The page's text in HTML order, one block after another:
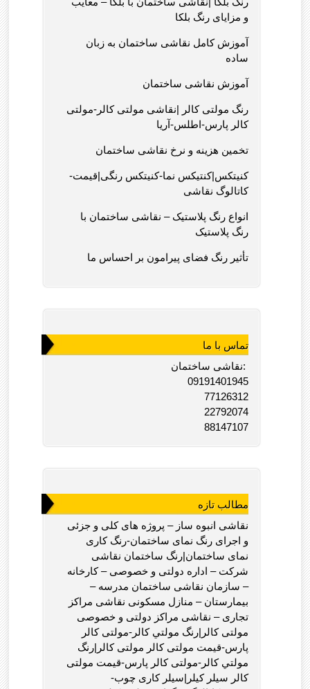
و مزایای رنگ بلکا
آموزش کامل نقاشی ساختمان به زبان
ساده
آموزش نقاشی ساختمان
رنگ مولتی کالر |نقاشی مولتی کالر-مولتی
کالر پارس-اطلس-آریا
تخمین هزینه و نرخ نقاشی ساختمان
کنیتکس|کنتیکس نما-کنیتکس رنگی|قیمت-
کاتالوگ نقاشی
انواع رنگ پلاستیک – نقاشی ساختمان با
رنگ پلاستیک
تأثیر رنگ فضای پیرامون بر احساس ما
تماس با ما
نقاشی ساختمان:
09191401945
77126312
22792074
88147107
مطالب تازه
نقاشی انبوه ساز – پروژه های کلی و جزئی
و اجرای رنگ نمای ساختمان-رنگ کاری
نمای ساختمان|رنگ ساختمان نقاشی
شرکت – اداره دولتی و خصوصی – کارخانه
– سازمان نقاشی ساختمان مدرسه –
بیمارستان – منازل مسکونی نقاشی مراکز
تجاری – نقاشی مراکز دولتی و خصوصی
مولتی کالر|رنگ مولتي کالر-مولتی کالر
پارس-قیمت مولتی کالر مولتی کالر|رنگ
مولتي کالر-مولتی کالر پارس-قیمت مولتی
کالر سیلر کیلر|سیلر کاری چوب-